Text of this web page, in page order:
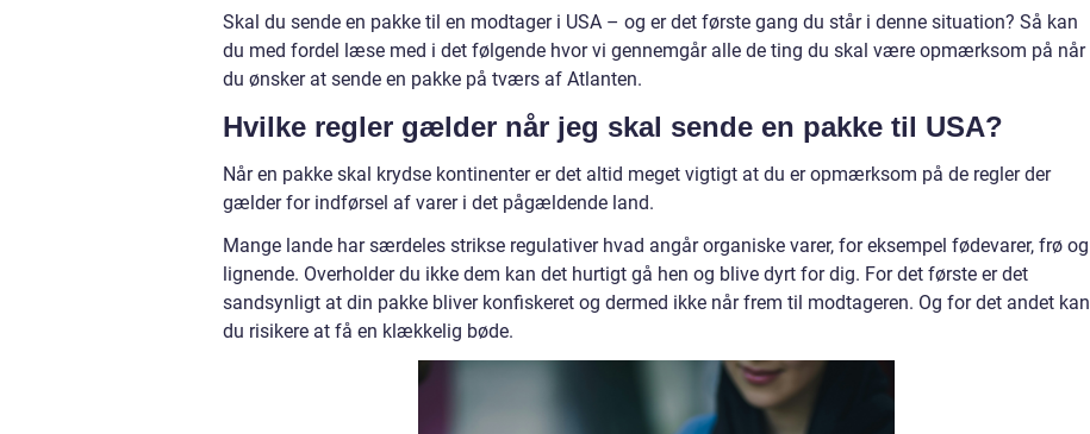
Skal du sende en pakke til en modtager i USA – og er det første gang du står i denne situation? Så kan
du med fordel læse med i det følgende hvor vi gennemgår alle de ting du skal være opmærksom på når
du ønsker at sende en pakke på tværs af Atlanten.
Hvilke regler gælder når jeg skal sende en pakke til USA?
Når en pakke skal krydse kontinenter er det altid meget vigtigt at du er opmærksom på de regler der
gælder for indførsel af varer i det pågældende land.
Mange lande har særdeles strikse regulativer hvad angår organiske varer, for eksempel fødevarer, frø og
lignende. Overholder du ikke dem kan det hurtigt gå hen og blive dyrt for dig. For det første er det
sandsynligt at din pakke bliver konfiskeret og dermed ikke når frem til modtageren. Og for det andet kan
du risikere at få en klækkelig bøde.